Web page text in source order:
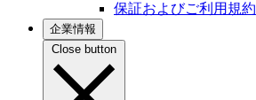
保証およびご利用規約
企業情報
Close button